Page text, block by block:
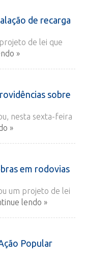
de recarga
de lei que
»
sobre
nesta sexta-feira
»
em rodovias
um projeto de lei
lendo »
Popular